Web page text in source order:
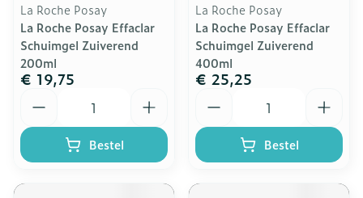
La Roche Posay
La Roche Posay Effaclar
Schuimgel Zuiverend
200ml
€ 19,75
Bestel
La Roche Posay
La Roche Posay Effaclar
Schuimgel Zuiverend
400ml
€ 25,25
Bestel